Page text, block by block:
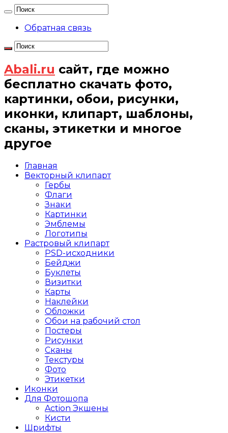
Обратная связь
Abali.ru сайт, где можно
бесплатно скачать фото,
картинки, обои, рисунки,
иконки, клипарт, шаблоны,
сканы, этикетки и многое
другое
Главная
Векторный клипарт
Гербы
Флаги
Знаки
Картинки
Эмблемы
Логотипы
Растровый клипарт
PSD-исходники
Бейджи
Буклеты
Визитки
Карты
Наклейки
Обложки
Обои на рабочий стол
Постеры
Рисунки
Сканы
Текстуры
Фото
Этикетки
Иконки
Для Фотошопа
Action Экшены
Кисти
Шрифты